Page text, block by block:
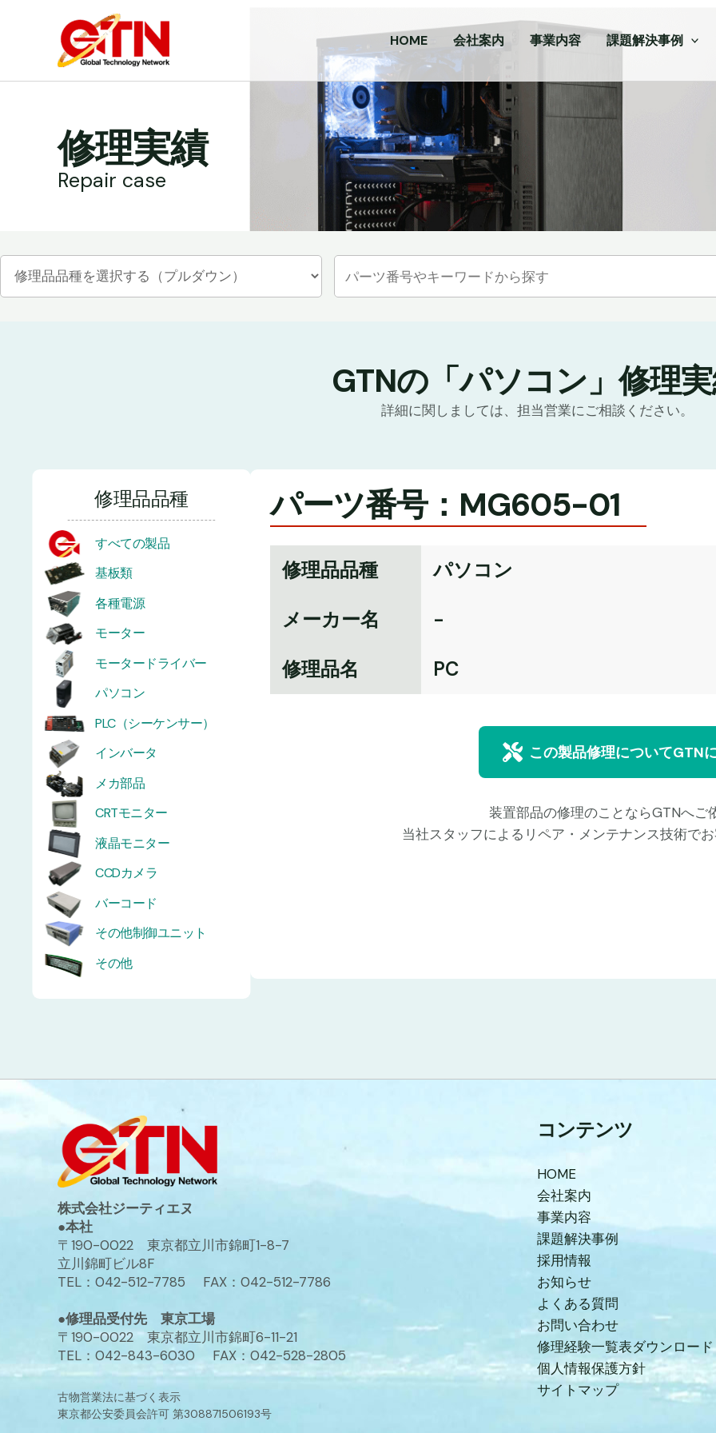
HOME 会社案内 事業内容 課題解決事例
修理実績
Repair case
GTNの「パソコン」修理
詳細に関しましては、担当営業にご相談ください。
修理品品種
すべての製品
基板類
各種電源
モーター
モータードライバー
パソコン
PLC（シーケンサー）
インバータ
メカ部品
CRTモニター
液晶モニター
CCDカメラ
バーコード
その他制御ユニット
その他
パーツ番号：MG605-01
修理品品種
パソコン
メーカー名
-
修理品名
PC
この製品修理についてGTN
装置部品の修理のことならGTNへご
当社スタッフによるリペア・メンテナンス技術で
株式会社ジーティエヌ
●本社
〒190-0022 東京都立川市錦町1-8-7
立川錦町ビル8F
TEL：042-512-7785 FAX：042-512-7786
●修理品受付先 東京工場
〒190-0022 東京都立川市錦町6-11-21
TEL：042-843-6030 FAX：042-528-2805
古物営業法に基づく表示
東京都公安委員会許可 第308871506193号
コンテンツ
HOME
会社案内
事業内容
課題解決事例
採用情報
お知らせ
よくある質問
お問い合わせ
修理経験一覧表ダウンロード
個人情報保護方針
サイトマップ